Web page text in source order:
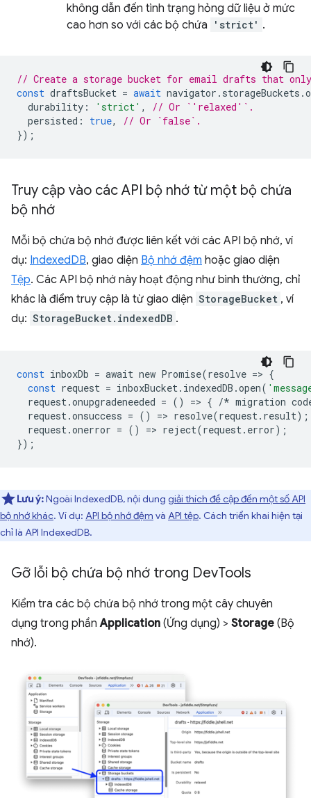
không dẫn đến tình trạng hỏng dữ liệu ở mức
cao hơn so với các bộ chứa
'strict' .
// Create a storage bucket for email drafts that
const draftsBucket = await navigator . storageBuckets .
durability : 'strict' ,
// Or `'relaxed'`.
persisted : true,
// Or `false`.
});
Truy cập vào các API bộ nhớ từ một bộ chứa
bộ nhớ
Mỗi bộ chứa bộ nhớ được liên kết với các API bộ nhớ, ví
dụ: IndexedDB, giao diện Bộ nhớ đệm hoặc giao diện
Tệp. Các API bộ nhớ này hoạt động như bình thường, chỉ
khác là điểm truy cập là từ giao diện StorageBucket , ví
dụ: StorageBucket.indexedDB .
const inboxDb = await new Promise(resolve => {
const request = inboxBucket. indexedDB .open(
request.onupgradeneeded = () => { /* migration
request.onsuccess = () => resolve(request. result);
request.onerror = () => reject(request. error);
});
Lưu ý:Ngoài IndexedDB, nội dung giải thích đề cập đến một số API
bộ nhớ khác. Ví dụ: API bộ nhớ đệm và API tệp. Cách triển khai hiện tại
chỉ là API IndexedDB.
Gỡ lỗi bộ chứa bộ nhớ trong DevTools
Kiểm tra các bộ chứa bộ nhớ trong một cây chuyên
dụng trong phầnApplication (Ứng dụng) > Storage (Bộ
nhớ).